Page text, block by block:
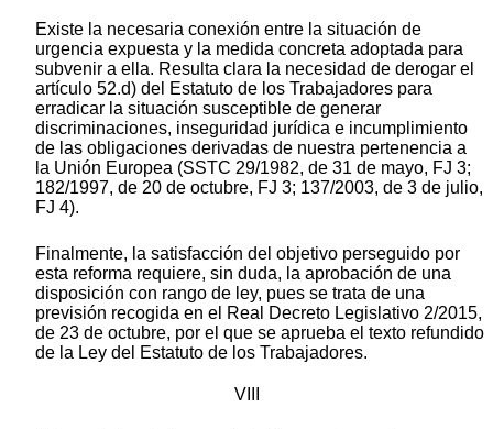
Existe la necesaria conexión entre la situación de
urgencia expuesta y la medida concreta adoptada para
subvenir a ella. Resulta clara la necesidad de derogar el
artículo 52.d) del Estatuto de los Trabajadores para
erradicar la situación susceptible de generar
discriminaciones, inseguridad jurídica e incumplimiento
de las obligaciones derivadas de nuestra pertenencia a
la Unión Europea (SSTC 29/1982, de 31 de mayo, FJ 3;
182/1997, de 20 de octubre, FJ 3; 137/2003, de 3 de julio,
FJ 4).
Finalmente, la satisfacción del objetivo perseguido por
esta reforma requiere, sin duda, la aprobación de una
disposición con rango de ley, pues se trata de una
previsión recogida en el Real Decreto Legislativo 2/2015,
de 23 de octubre, por el que se aprueba el texto refundido
de la Ley del Estatuto de los Trabajadores.
VIII